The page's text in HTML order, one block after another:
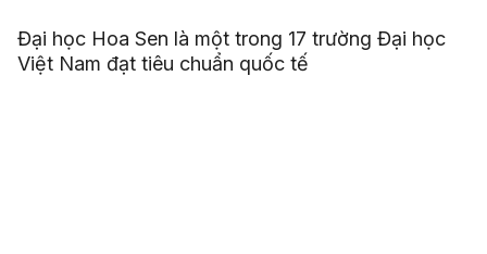
Đại học Hoa Sen là một trong 17 trường Đại học
Việt Nam đạt tiêu chuẩn quốc tế